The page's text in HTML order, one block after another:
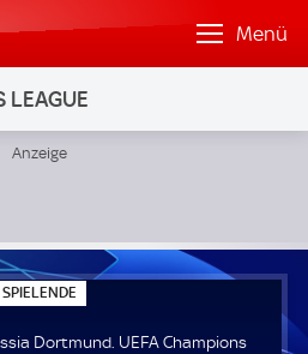
Menü
LEAGUE
Dortmund; UEFA Champions
SPIELENDE
P
E
Dortmund. UEFA Champions